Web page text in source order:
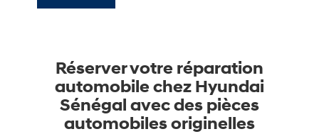
Réserver votre réparation
automobile chez Hyundai
Sénégal avec des pièces
automobiles originelles